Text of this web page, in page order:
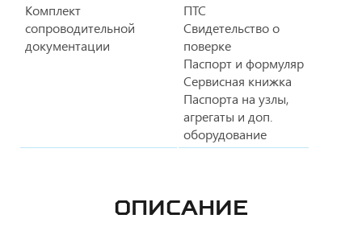
Комплект
сопроводительной
документации
ПТС
Свидетельство о
поверке
Паспорт и формуляр
Сервисная книжка
Паспорта на узлы,
агрегаты и доп.
оборудование
ОПИСАНИЕ